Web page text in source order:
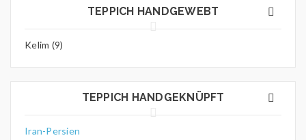
TEPPICH HANDGEWEBT
Kelim (9)
TEPPICH HANDGEKNÜPFT
Iran-Persien